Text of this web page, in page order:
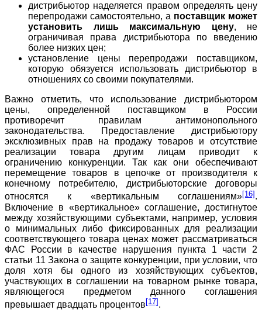
дистрибьютор наделяется правом определять цену
перепродажи самостоятельно, а поставщик может
установить лишь максимальную цену, не
ограничивая права дистрибьютора по введению
более низких цен;
установление цены перепродажи поставщиком,
которую обязуется использовать дистрибьютор в
отношениях со своими покупателями.
Важно отметить, что использование дистрибьютором
цены, определенной поставщиком в России
противоречит правилам антимонопольного
законодательства. Предоставление дистрибьютору
эксклюзивных прав на продажу товаров и отсутствие
реализации товара другим лицам приводит к
ограничению конкуренции. Так как они обеспечивают
перемещение товаров в цепочке от производителя к
конечному потребителю, дистрибьюторские договоры
относятся к «вертикальным соглашениям»[16].
Включение в «вертикальное» соглашение, достигнутое
между хозяйствующими субъектами, например, условия
о минимальных либо фиксированных для реализации
соответствующего товара ценах может рассматриваться
ФАС России в качестве нарушения пункта 1 части 2
статьи 11 Закона о защите конкуренции, при условии, что
доля хотя бы одного из хозяйствующих субъектов,
участвующих в соглашении на товарном рынке товара,
являющегося предметом данного соглашения
превышает двадцать процентов[17].